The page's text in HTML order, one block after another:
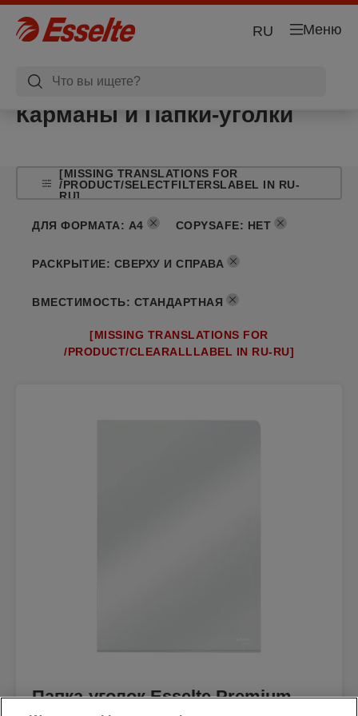
Меню
RU
Карманы и Папки-уголки
[MISSING TRANSLATIONS FOR
/PRODUCT/SELECTFILTERSLABEL IN RU-
RU]
ДЛЯ ФОРМАТА: A4 COPYSAFE: НЕТ
РАСКРЫТИЕ: СВЕРХУ И СПРАВА
ВМЕСТИМОСТЬ: СТАНДАРТНАЯ
[MISSING TRANSLATIONS FOR
/PRODUCT/CLEARALLLABEL IN RU-RU]
Папка-уголок Esselte Premium